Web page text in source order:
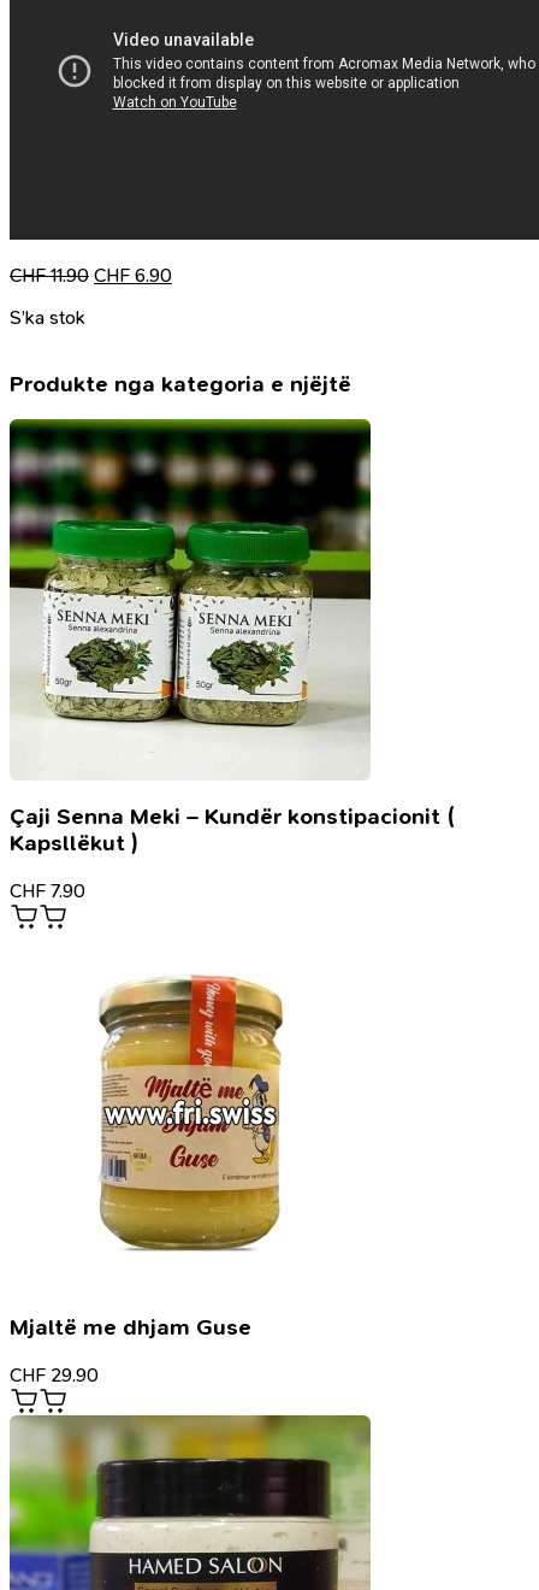
CHF11.90 Çmimi
CHF 6.90Çmimi
S’ka stok
Produkte nga kategoria e njëjtë
Çaji Senna Meki – Kundër konstipacionit (
Kapsllëkut )
CHF 7.90
Mjaltë me dhjam Guse
CHF 29.90